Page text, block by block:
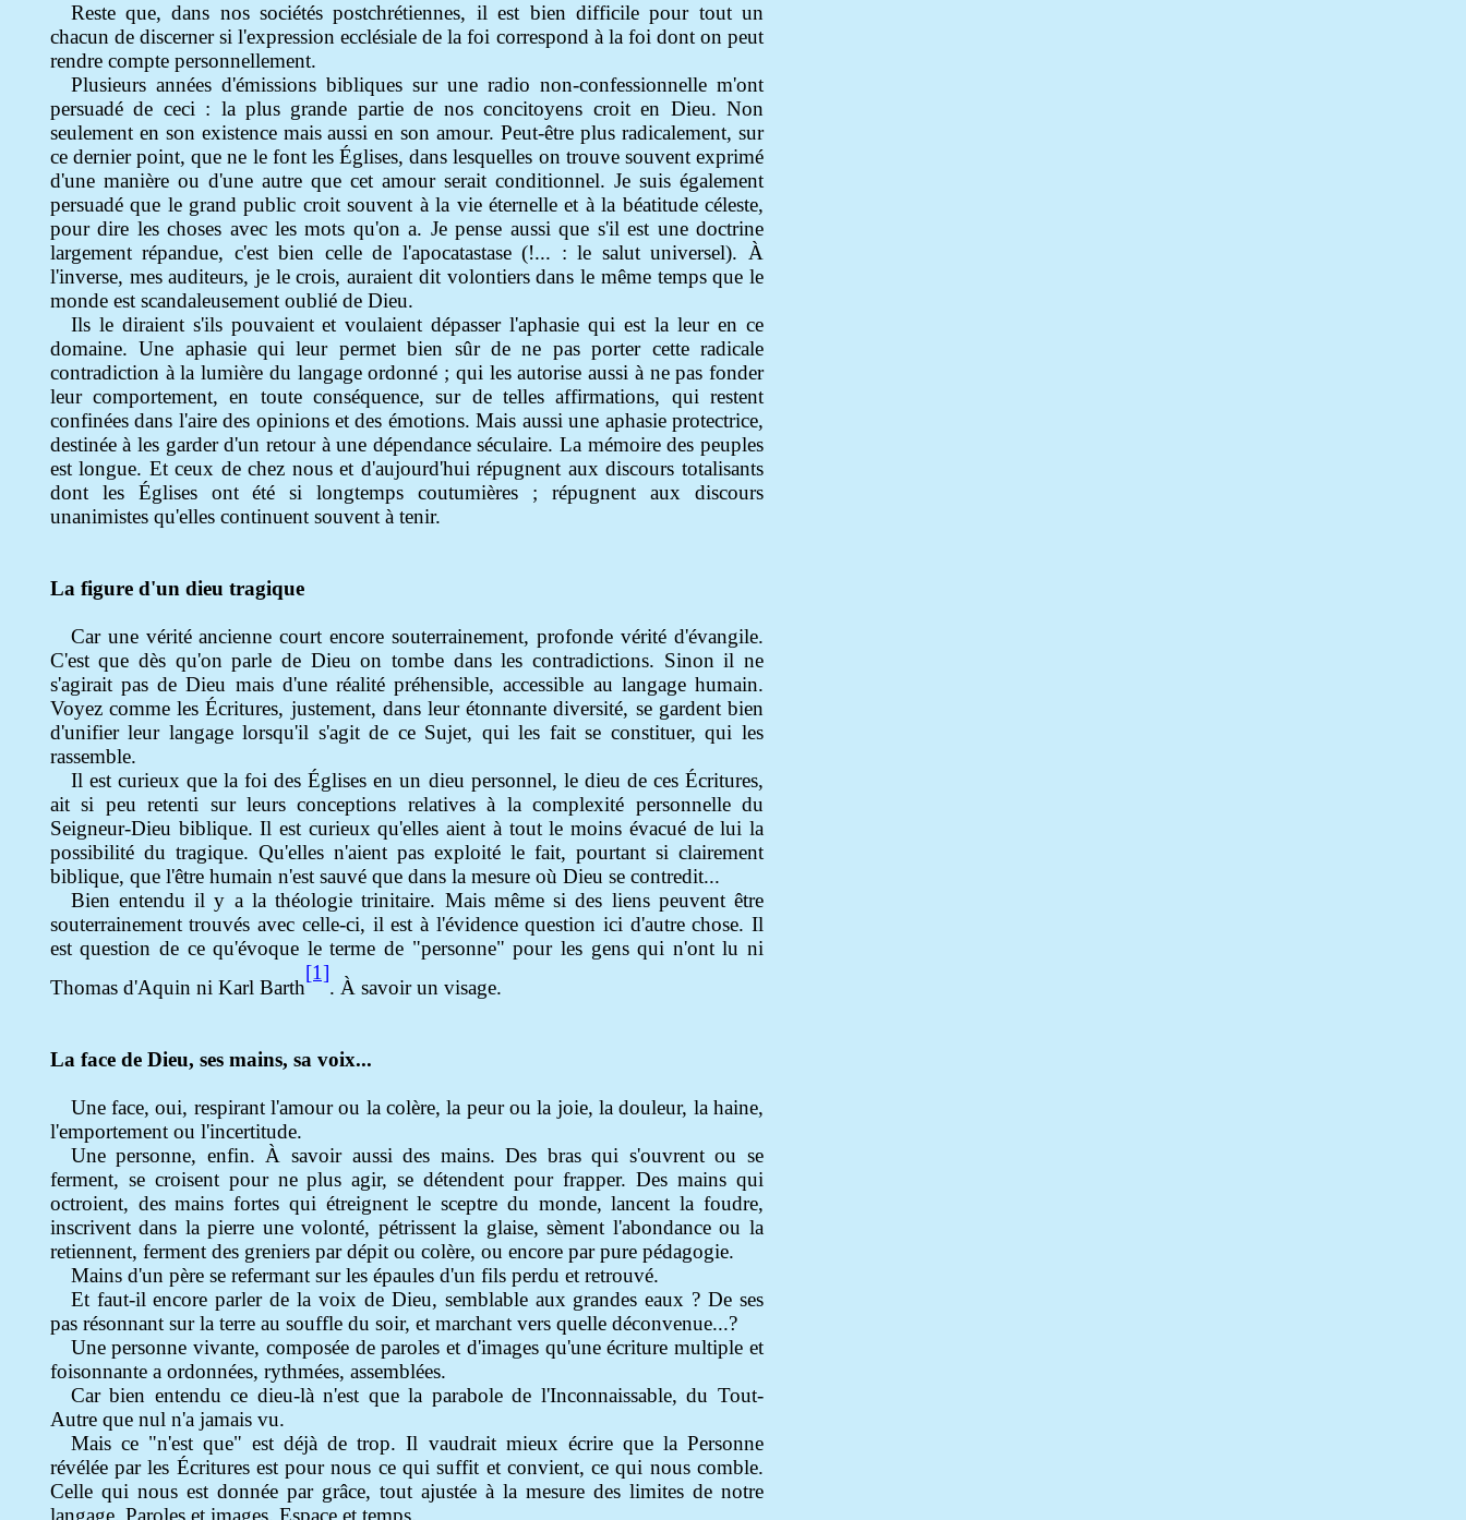
Reste que, dans nos sociétés postchrétiennes, il est bien difficile pour tout un
chacun de discerner si l'expression ecclésiale de la foi correspond à la foi dont on peut
rendre compte personnellement.
Plusieurs années d'émissions bibliques sur une radio non-confessionnelle m'ont
persuadé de ceci : la plus grande partie de nos concitoyens croit en Dieu. Non
seulement en son existence mais aussi en son amour. Peut-être plus radicalement, sur
ce dernier point, que ne le font les Églises, dans lesquelles on trouve souvent exprimé
d'une manière ou d'une autre que cet amour serait conditionnel. Je suis également
persuadé que le grand public croit souvent à la vie éternelle et à la béatitude céleste,
pour dire les choses avec les mots qu'on a. Je pense aussi que s'il est une doctrine
largement répandue, c'est bien celle de l'apocatastase(!... : le salut universel). À
l'inverse, mes auditeurs, je le crois, auraient dit volontiers dans le même temps que le
monde est scandaleusement oublié de Dieu.
Ils le diraient s'ils pouvaient et voulaient dépasser l'aphasie qui est la leur en ce
domaine. Une aphasie qui leur permet bien sûr de ne pas porter cette radicale
contradiction à la lumière du langage ordonné ; qui les autorise aussi à ne pas fonder
leur comportement, en toute conséquence, sur de telles affirmations, qui restent
confinées dans l'aire des opinions et des émotions. Mais aussi une aphasie protectrice,
destinée à les garder d'un retour à une dépendance séculaire. La mémoire des peuples
est longue. Et ceux de chez nous et d'aujourd'hui répugnent aux discours totalisants
dont les Églises ont été si longtemps coutumières ; répugnent aux discours
unanimistes qu'elles continuent souvent à tenir.
La figure d'un dieu tragique
Car une vérité ancienne court encore souterrainement, profonde vérité d'évangile.
C'est que dès qu'on parle de Dieu on tombe dans les contradictions. Sinon il ne
s'agirait pas de Dieu mais d'une réalité préhensible, accessible au langage humain.
Voyez comme les Écritures, justement, dans leur étonnante diversité, se gardent bien
d'unifier leur langage lorsqu'il s'agit de ce Sujet, qui les fait se constituer, qui les
rassemble.
Il est curieux que la foi des Églises en un dieu personnel, le dieu de ces Écritures,
ait si peu retenti sur leurs conceptions relatives à la complexité personnelle du
Seigneur-Dieu biblique. Il est curieux qu'elles aient à tout le moins évacué de lui la
possibilité du tragique. Qu'elles n'aient pas exploité le fait, pourtant si clairement
biblique, que l'être humain n'est sauvé que dans la mesure où Dieu se contredit...
Bien entendu il y a la théologie trinitaire. Mais même si des liens peuvent être
souterrainement trouvés avec celle-ci, il est à l'évidence question ici d'autre chose. Il
est question de ce qu'évoque le terme de "personne" pour les gens qui n'ont lu ni
Thomas d'Aquin ni Karl Barth
[1]
. À savoir un visage.
La face de Dieu, ses mains, sa voix...
Une face, oui, respirant l'amour ou la colère, la peur ou la joie, la douleur, la haine,
l'emportement ou l'incertitude.
Une personne, enfin. À savoir aussi des mains. Des bras qui s'ouvrent ou se
ferment, se croisent pour ne plus agir, se détendent pour frapper. Des mains qui
octroient, des mains fortes qui étreignent le sceptre du monde, lancent la foudre,
inscrivent dans la pierre une volonté, pétrissent la glaise, sèment l'abondance ou la
retiennent, ferment des greniers par dépit ou colère, ou encore par pure pédagogie.
Mains d'un père se refermant sur les épaules d'un fils perdu et retrouvé.
Et faut-il encore parler de la voix de Dieu, semblable aux grandes eaux ? De ses
pas résonnant sur la terre au souffle du soir, et marchant vers quelle déconvenue...?
Une personne vivante, composée de paroles et d'images qu'une écriture multiple et
foisonnante a ordonnées, rythmées, assemblées.
Car bien entendu ce dieu-là n'est que la parabole de l'Inconnaissable, du Tout-
Autre que nul n'a jamais vu.
Mais ce "n'est que" est déjà de trop. Il vaudrait mieux écrire que la Personne
révélée par les Écritures est pour nous ce qui suffit et convient, ce qui nous comble.
Celle qui nous est donnée par grâce, tout ajustée à la mesure des limites de notre